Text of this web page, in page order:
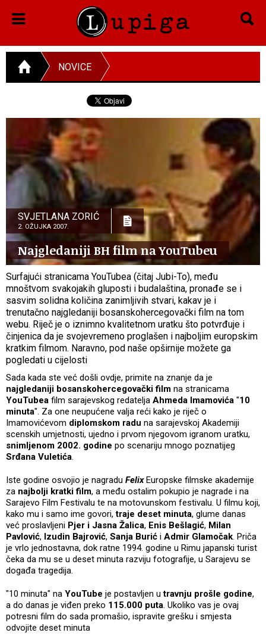
NOVICE
SVJETLANA ZORIĆ
2. OŽUJKA 2007.
Najgledaniji BH film na YouTubeu
Surfajući stranicama YouTubea (čitaj Jubi-To), među
mnoštvom svakojakih gluposti i budalaština, pronađe se i
sasvim solidna količina zanimljivih stvari, kakav je i
trenutačno najgledaniji bosanskohercegovački film na tom
webu. Riječ je o iznimno kvalitetnom uratku što potvrđuje i
činjenica da je svojevremeno proglašen i najboljim europskim
kratkim filmom. Naravno, pod naše opširnije možete ga
pogledati u cijelosti
Sada kada ste već došli ovdje, primite na znanje da je
najgledaniji bosanskohercegovački film na stranicama
YouTubea film sarajevskog redatelja Ahmeda Imamovića "10
minuta". Za one neupućene valja reći kako je riječ o
Imamovićevom diplomskom radu na sarajevskoj Akademiji
scenskih umjetnosti, ujedno i prvom njegovom igranom uratku,
snimljenom 2002. godine po scenariju mnogo poznatijeg
Srđana Vuletića.
Iste godine osvojio je nagradu FelixEuropske filmske akademije
za najbolji kratki film, a među ostalim pokupio je nagrade i na
Sarajevo Film Festivalu te na motovunskom festivalu. U filmu koji,
kako mu i samo ime govori,traje deset minuta, glume danas
već proslavljeni Pjer i Jasna Žalica, Enis Bešlagić, Milan
Pavlović, Izudin Bajrović, Sanja Burić i Admir Glamočak. Priča
je vrlo jednostavna, dok ratne 1994. godine u Rimu japanski turist
čeka da mu se u deset minuta razviju fotografije, u Sarajevu se
događa tragedija.
"10 minuta" na YouTube je postavljen utravnju prošle godine,
a do danas je viđen preko 115.000 puta. Ukoliko vas je ovaj
potresni film do sada promašio, ispravite grešku i smjesta
odvojite deset minuta